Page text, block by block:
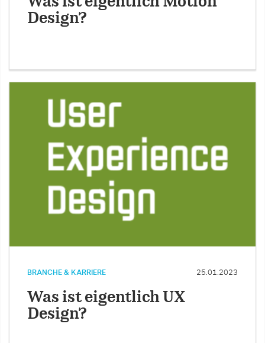
Design?
BRANCHE & KARRIERE 25.01.2023
Was ist eigentlich UX
Design?